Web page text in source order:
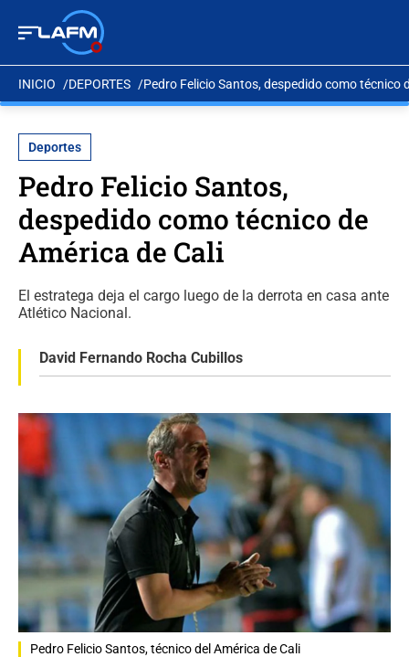
INICIO DEPORTES Pedro Felicio Santos, despedido como técnico
Deportes
Pedro Felicio Santos,
despedido como técnico de
América de Cali
El estratega deja el cargo luego de la derrota en casa ante
Atlético Nacional.
David Fernando Rocha Cubillos
Pedro Felicio Santos, técnico del América de Cali